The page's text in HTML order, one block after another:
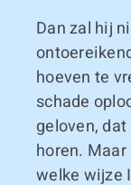
Dan zal hij
hoeven te
schade
geloven,
horen.
welke wijze